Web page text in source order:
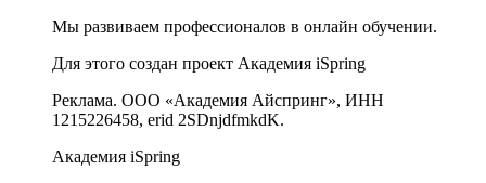
Мы развиваем профессионалов в онлайн обучении.
Для этого создан проект Академия iSpring
Реклама. ООО «Академия Айспринг», ИНН
1215226458, erid 2SDnjdfmkdK.
Академия iSpring